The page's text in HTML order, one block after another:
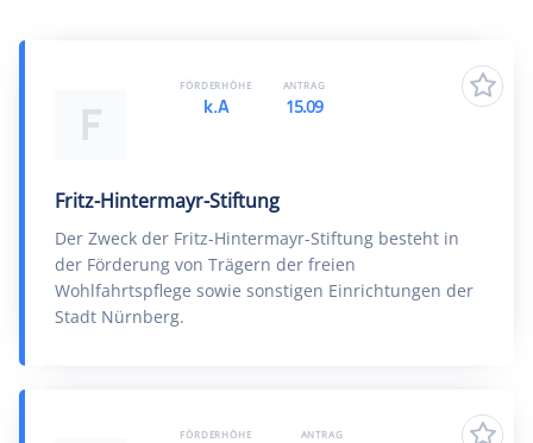
F
Fritz-Hintermayr-Stiftung
Der Zweck der Fritz-Hintermayr-Stiftung besteht in
der Förderung von Trägern der freien
Wohlfahrtspflege sowie sonstigen Einrichtungen der
Stadt Nürnberg.
FÖRDERHÖHE
k.A
ANTRAG
15.09
FÖRDERHÖHE ANTRAG